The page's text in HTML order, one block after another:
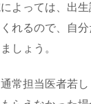
よっては、出生
れるので、自
しょう。
担当医者若し